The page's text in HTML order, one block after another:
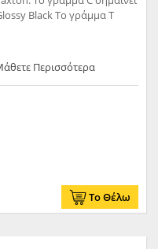
Black Το γράμμα T
Περισσότερα
Το Θέλω